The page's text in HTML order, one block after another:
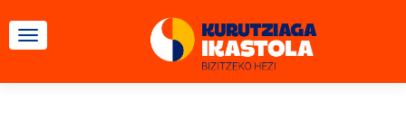
TOGGLE NAVIGATION